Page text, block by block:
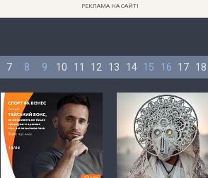
РЕКЛАМА НА САЙТІ
7 8 9 10 11 12 13 14 15 16 17 18